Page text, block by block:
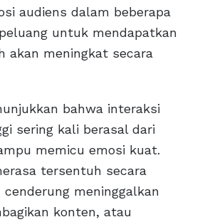
audiens dalam beberapa
untuk mendapatkan
akan meningkat secara
bahwa interaksi
sering kali berasal dari
memicu emosi kuat.
tersentuh secara
meninggalkan
konten, atau